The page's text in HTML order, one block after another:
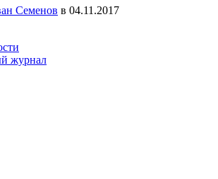
Семенов в 04.11.2017
журнал